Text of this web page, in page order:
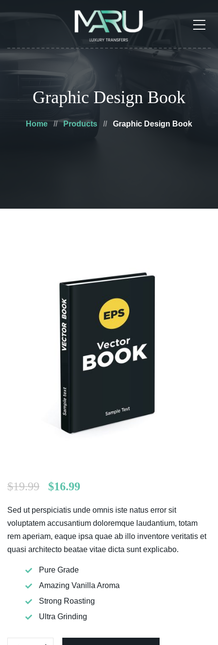
Graphic Design Book
Home Products Graphic Design Book
$19.99 $16.99
Sed ut perspiciatis unde omnis iste natus error sit
voluptatem accusantium doloremque laudantium, totam
rem aperiam, eaque ipsa quae ab illo inventore veritatis et
quasi architecto beatae vitae dicta sunt explicabo.
Pure Grade
Amazing Vanilla Aroma
Strong Roasting
Ultra Grinding